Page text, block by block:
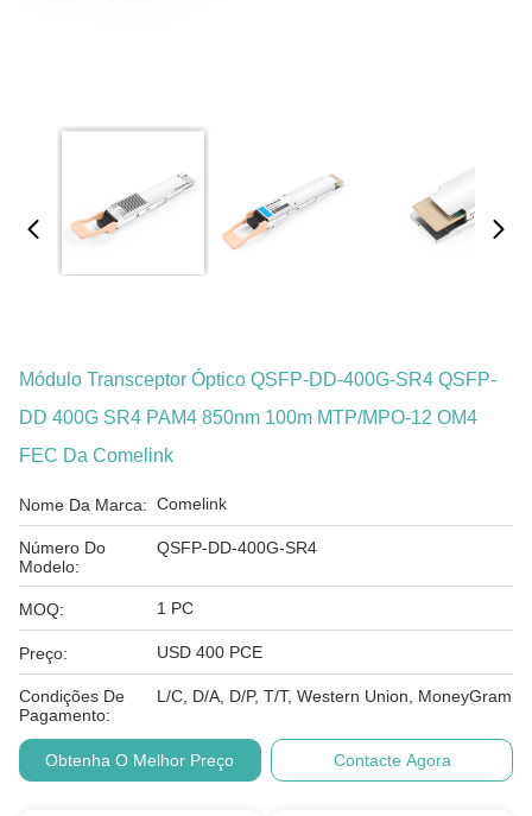
Módulo Transceptor Óptico QSFP-DD-400G-SR4 QSFP-
DD 400G SR4 PAM4 850nm 100m MTP/MPO-12 OM4
FEC Da Comelink
Nome Da Marca: Comelink
Número Do
Modelo:
QSFP-DD-400G-SR4
MOQ: 1 PC
Preço: USD 400 PCE
Condições De
Pagamento:
L/C, D/A, D/P, T/T, Western Union, MoneyGram
Obtenha O Melhor Preço Contacte Agora